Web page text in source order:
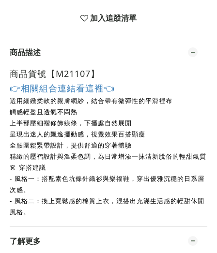
加入追蹤清單
商品描述
商品貨號【M21107】
👉相關組合連結看這裡👈
選用細緻柔軟的親膚網紗，結合帶有微彈性的平滑裡布
觸感輕盈且透氣不悶熱
上半部壓細褶修飾線條，下擺處自然展開
呈現出迷人的飄逸擺動感，視覺效果百搭顯瘦
全腰圍鬆緊帶設計，提供舒適的穿著體驗
精緻的壓褶設計與溫柔色調，為日常增添一抹清新脫俗的輕甜氣質
👗 穿搭建議
- 風格一：搭配素色坑條針織衫與樂福鞋，穿出優雅沉穩的日系層
次感。
- 風格二：換上寬鬆感的棉質上衣，混搭出充滿生活感的輕甜休閒
風格。
了解更多